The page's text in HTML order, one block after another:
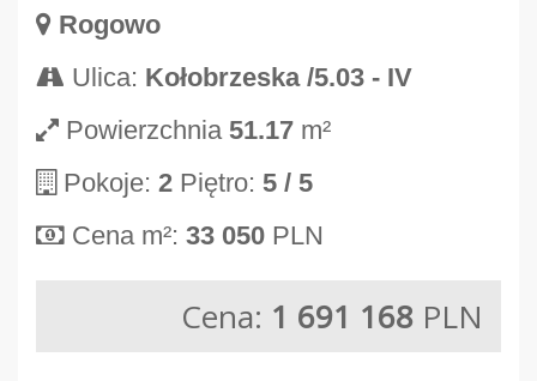
Rogowo
Ulica: Kołobrzeska /5.03 - IV
Powierzchnia 51.17 m²
Pokoje: 2 Piętro: 5 / 5
Cena m²: 33 050 PLN
Cena: 1 691 168 PLN